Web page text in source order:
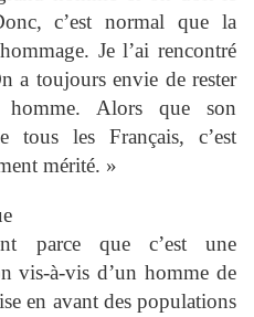
c’est normal que la
Je l’ai rencontré
a toujours envie de rester
Alors que son
tous les Français, c’est
mérité. »
parce que c’est une
vis-à-vis d’un homme de
en avant des populations